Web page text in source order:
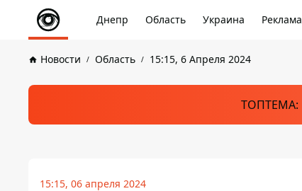
Днепр Область Украина Реклама
Новости Область 15:15, 6 Апреля 2024
ТОПТЕМА:
15:15, 06 апреля 2024